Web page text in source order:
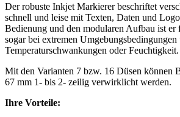
Der robuste Inkjet Markierer beschriftet
schnell und leise mit Texten, Daten und
Bedienung und den modularen Aufbau ist er
sogar bei extremen
Temperaturschwankungen oder Feuchtigkeit.
Mit den Varianten 7 bzw. 16 Düsen können
67 mm 1- bis 2- zeilig verwirklicht werden.
Ihre Vorteile: